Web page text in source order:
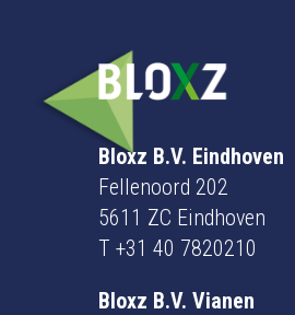
Bloxz B.V. Eindhoven
Fellenoord 202
5611 ZC Eindhoven
T +31 40 7820210
Bloxz B.V. Vianen